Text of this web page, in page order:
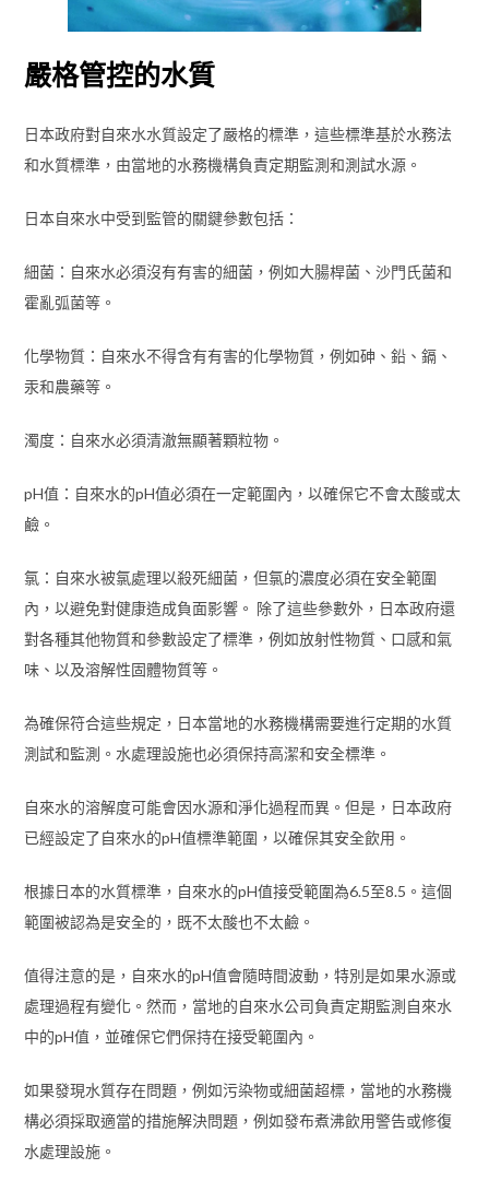
嚴格管控的水質
日本政府對自來水水質設定了嚴格的標準，這些標準基於水務法
和水質標準，由當地的水務機構負責定期監測和測試水源。
日本自來水中受到監管的關鍵參數包括：
細菌：自來水必須沒有有害的細菌，例如大腸桿菌、沙門氏菌和
霍亂弧菌等。
化學物質：自來水不得含有有害的化學物質，例如砷、鉛、鎘、
汞和農藥等。
濁度：自來水必須清澈無顯著顆粒物。
pH值：自來水的pH值必須在一定範圍內，以確保它不會太酸或太
鹼。
氯：自來水被氯處理以殺死細菌，但氯的濃度必須在安全範圍
內，以避免對健康造成負面影響。 除了這些參數外，日本政府還
對各種其他物質和參數設定了標準，例如放射性物質、口感和氣
味、以及溶解性固體物質等。
為確保符合這些規定，日本當地的水務機構需要進行定期的水質
測試和監測。水處理設施也必須保持高潔和安全標準。
自來水的溶解度可能會因水源和淨化過程而異。但是，日本政府
已經設定了自來水的pH值標準範圍，以確保其安全飲用。
根據日本的水質標準，自來水的pH值接受範圍為6.5至8.5。這個
範圍被認為是安全的，既不太酸也不太鹼。
值得注意的是，自來水的pH值會隨時間波動，特別是如果水源或
處理過程有變化。然而，當地的自來水公司負責定期監測自來水
中的pH值，並確保它們保持在接受範圍內。
如果發現水質存在問題，例如污染物或細菌超標，當地的水務機
構必須採取適當的措施解決問題，例如發布煮沸飲用警告或修復
水處理設施。